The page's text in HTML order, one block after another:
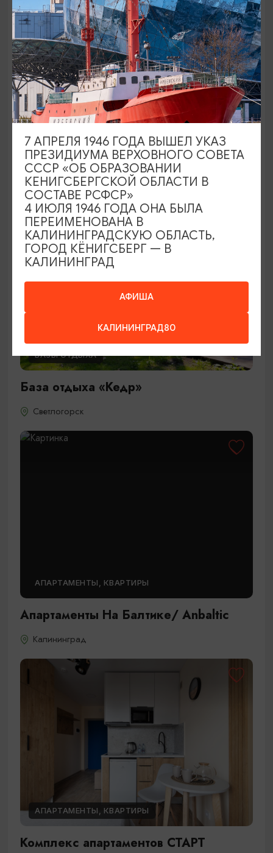
Малина Глэмпинг Коса
Куршская коса
БАЗЫ ОТДЫХА
База отдыха «Кедр»
Светлогорск
АПАРТАМЕНТЫ, КВАРТИРЫ
Апартаменты На Балтике/ Anbaltic
Калининград
АПАРТАМЕНТЫ, КВАРТИРЫ
Комплекс апартаментов СТАРТ
АФИША
КАЛИНИНГРАД80
7 АПРЕЛЯ 1946 ГОДА ВЫШЕЛ УКАЗ
ПРЕЗИДИУМА ВЕРХОВНОГО СОВЕТА
СССР «ОБ ОБРАЗОВАНИИ
КЕНИГСБЕРГСКОЙ ОБЛАСТИ В
СОСТАВЕ РСФСР»
4 ИЮЛЯ 1946 ГОДА ОНА БЫЛА
ПЕРЕИМЕНОВАНА В
КАЛИНИНГРАДСКУЮ ОБЛАСТЬ,
ГОРОД КЁНИГСБЕРГ — В
КАЛИНИНГРАД